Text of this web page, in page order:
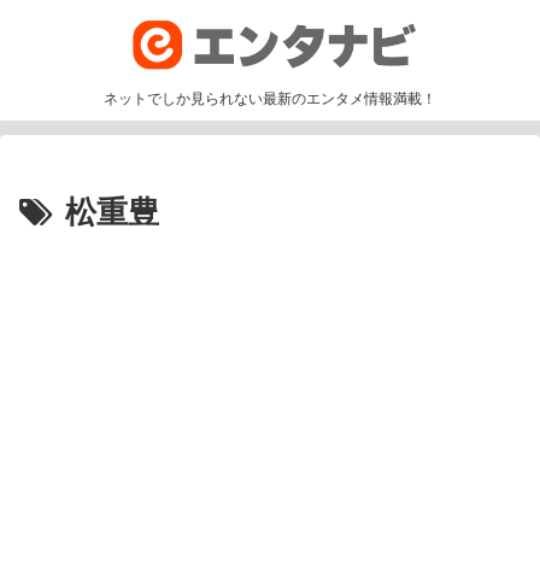
ネットでしか見られない最新のエンタメ情報満載！
松重豊